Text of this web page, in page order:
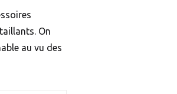
On
au vu des